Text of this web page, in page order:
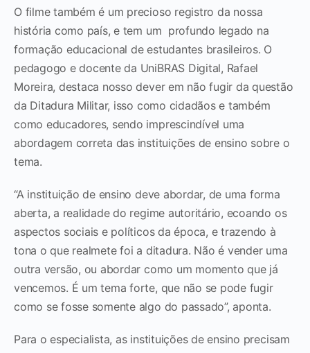
O filme também é um precioso registro da nossa
história como país, e tem um profundo legado na
formação educacional de estudantes brasileiros. O
pedagogo e docente da UniBRAS Digital, Rafael
Moreira, destaca nosso dever em não fugir da questão
da Ditadura Militar, isso como cidadãos e também
como educadores, sendo imprescindível uma
abordagem correta das instituições de ensino sobre o
tema.
“A instituição de ensino deve abordar, de uma forma
aberta, a realidade do regime autoritário, ecoando os
aspectos sociais e políticos da época, e trazendo à
tona o que realmete foi a ditadura. Não é vender uma
outra versão, ou abordar como um momento que já
vencemos. É um tema forte, que não se pode fugir
como se fosse somente algo do passado”, aponta.
Para o especialista, as instituições de ensino precisam